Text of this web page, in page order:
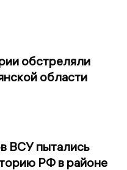
обстреляли
области
ВСУ пытались
РФ в районе